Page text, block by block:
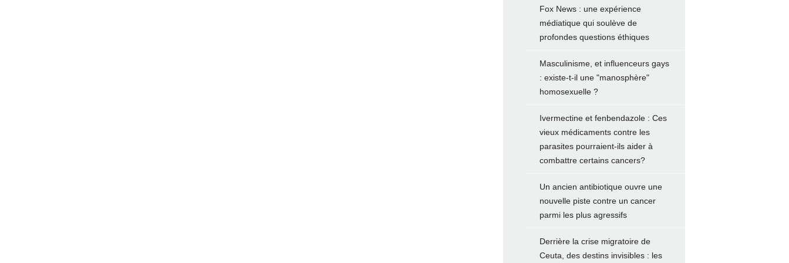
Fox News : une expérience
médiatique qui soulève de
profondes questions éthiques
Masculinisme, et influenceurs gays
: existe-t-il une "manosphère"
homosexuelle ?
Ivermectine et fenbendazole : Ces
vieux médicaments contre les
parasites pourraient-ils aider à
combattre certains cancers?
Un ancien antibiotique ouvre une
nouvelle piste contre un cancer
parmi les plus agressifs
Derrière la crise migratoire de
Ceuta, des destins invisibles : les